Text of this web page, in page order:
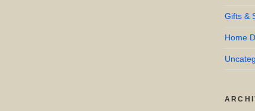
Gifts &
Home